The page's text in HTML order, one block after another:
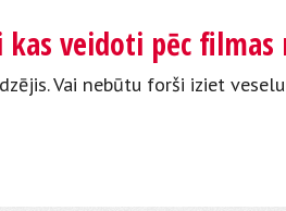
kas veidoti pēc
Vai nebūtu forši iziet